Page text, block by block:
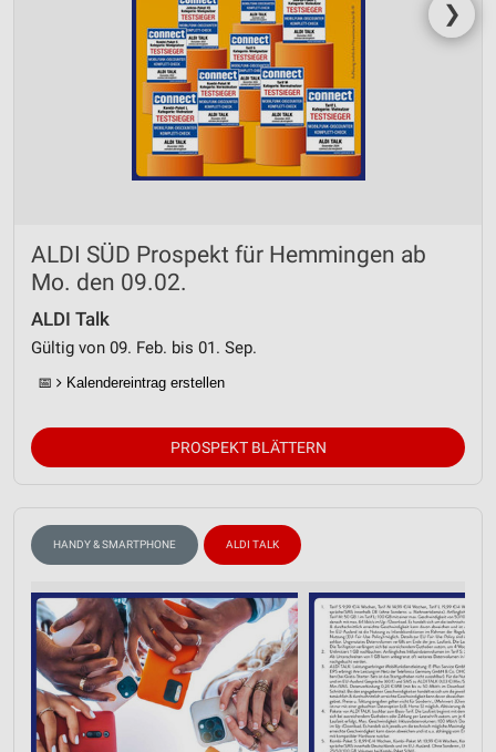
❯
ALDI SÜD Prospekt für Hemmingen ab
Mo. den 09.02.
ALDI Talk
Gültig von 09. Feb. bis 01. Sep.
📅 Kalendereintrag erstellen
PROSPEKT BLÄTTERN
HANDY & SMARTPHONE ALDI TALK